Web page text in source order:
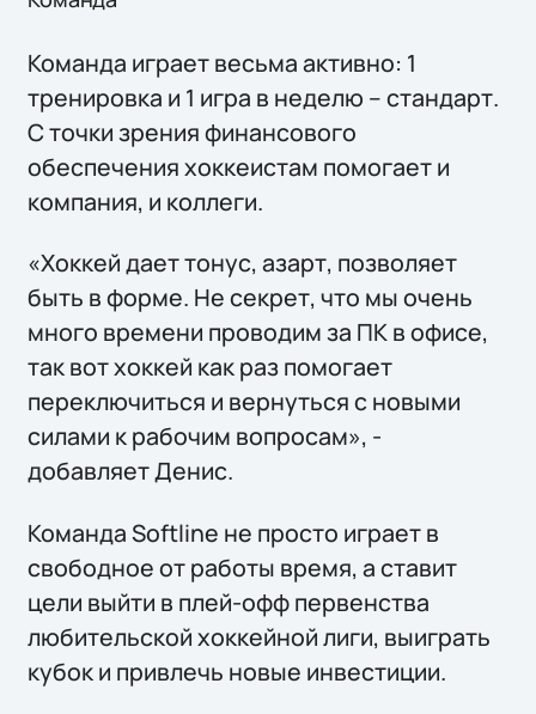
Команда играет весьма активно: 1
тренировка и 1 игра в неделю – стандарт.
С точки зрения финансового
обеспечения хоккеистам помогает и
компания, и коллеги.
«Хоккей дает тонус, азарт, позволяет
быть в форме. Не секрет, что мы очень
много времени проводим за ПК в офисе,
так вот хоккей как раз помогает
переключиться и вернуться с новыми
силами к рабочим вопросам», -
добавляет Денис.
Команда Softline не просто играет в
свободное от работы время, а ставит
цели выйти в плей-офф первенства
любительской хоккейной лиги, выиграть
кубок и привлечь новые инвестиции.